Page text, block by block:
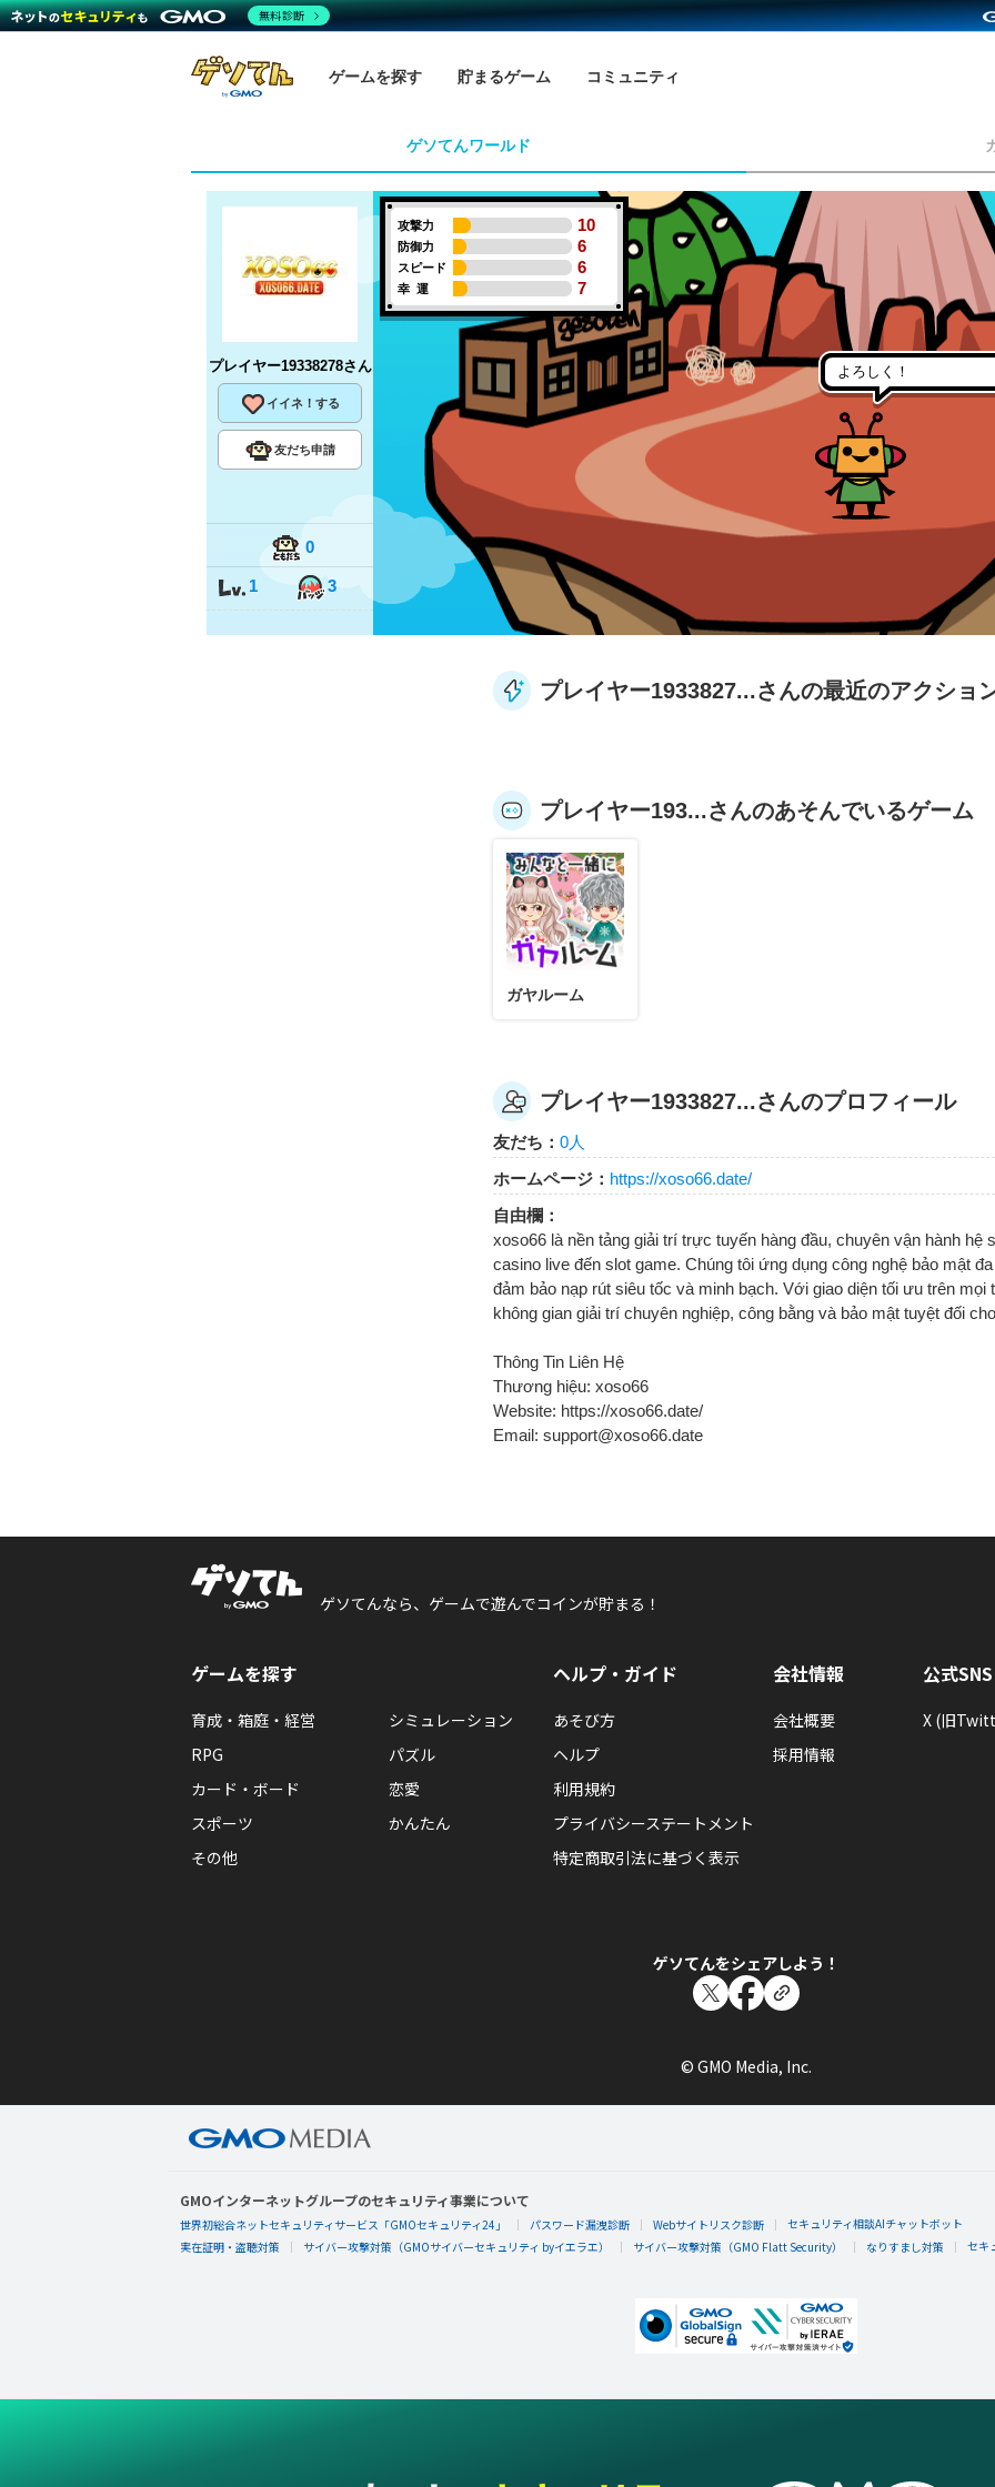
ゲームを探す 貯まるゲーム コミュニティ
ゲソてんワールド
プレイヤー19338278さん
イイネ！する
友だち申請
0
1 3
攻撃力 10
防御力 6
スピード 6
幸 運 7
よろしく！
プレイヤー1933827...さんの最近のアクショ
プレイヤー193...さんのあそんでいるゲーム
ガヤルーム
プレイヤー1933827...さんのプロフィール
友だち： 0人
ホームページ： https://xoso66.date/
自由欄：
xoso66 là nền tảng giải trí trực tuyến hàng đầu, chuyên vận hành
casino live đến slot game. Chúng tôi ứng dụng công nghệ bảo mật
đảm bảo nạp rút siêu tốc và minh bạch. Với giao diện tối ưu trên
không gian giải trí chuyên nghiệp, công bằng và bảo mật tuyệt đối
Thông Tin Liên Hệ
Thương hiệu: xoso66
Website: https://xoso66.date/
Email: support@xoso66.date
ゲソてんなら、ゲームで遊んでコインが貯まる！
ゲームを探す
育成・箱庭・経営
シミュレーション
RPG
パズル
カード・ボード
恋愛
スポーツ
かんたん
その他
ヘルプ・ガイド
あそび方
ヘルプ
利用規約
プライバシーステートメント
特定商取引法に基づく表示
会社情報
会社概要
採用情報
公式SNS
X (旧
ゲソてんをシェアしよう！
© GMO Media, Inc.
GMOインターネットグループのセキュリティ事業について
世界初総合ネットセキュリティサービス「GMOセキュリティ24」 パスワード漏洩診断 Webサイトリスク診断
セキュリティ相談AIチャットボット
実在証明・盗聴対策
サイバー攻撃対策（GMOサイバーセキュリティ byイエラエ） サイバー攻撃対策（GMO Flatt Security） なりすまし対策 セキ
無料診断